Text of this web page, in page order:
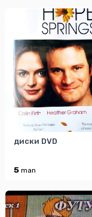
диски DVD
5 man